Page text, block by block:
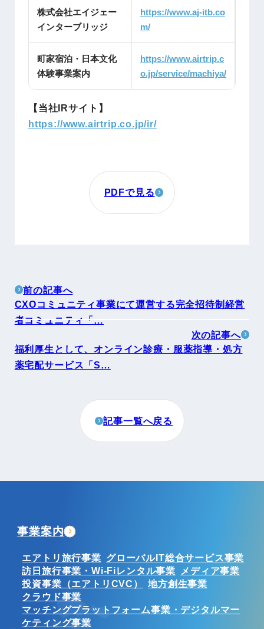
株式会社エイジェー
インターブリッジ
https://www.aj-itb.co
m/
町家宿泊・日本文化
体験事業案内
https://www.airtrip.c
o.jp/service/machiya/
【当社IRサイト】
https://www.airtrip.co.jp/ir/
PDFで見る
前の記事へ
CXOコミュニティ事業にて運営する完全招待制経営
者コミュニティ「…
次の記事へ
福利厚生として、オンライン診療・服薬指導・処方
薬宅配サービス「S…
記事一覧へ戻る
事業案内
エアトリ旅行事業 グローバルIT総合サービス事業
訪日旅行事業・Wi-Fiレンタル事業
メディア事業
投資事業（エアトリCVC）
地方創生事業
クラウド事業
マッチングプラットフォーム事業・デジタルマー
ケティング事業